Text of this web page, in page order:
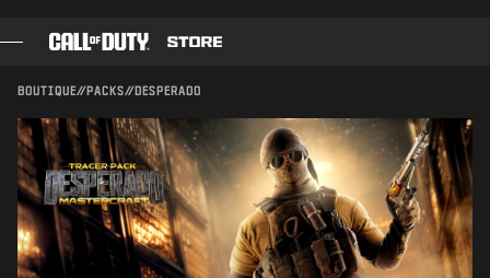
JEUX
PASSE DE COMBAT
BLACK CELL
POINTS COD
BOUTIQUE//PACKS//DESPERADO
Compatible avec :
CONFIRMER L'ACHAT
ANNULER
Activision peut mettre à jour, remplacer ou supprimer